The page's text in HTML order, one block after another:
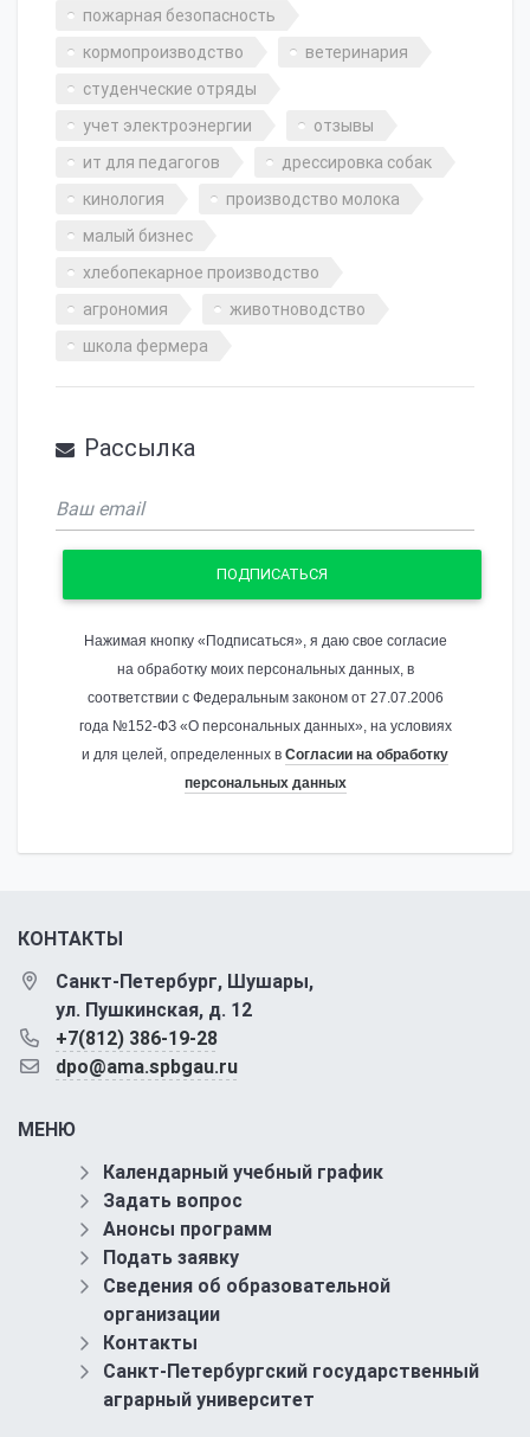
пожарная безопасность
кормопроизводство
ветеринария
студенческие отряды
учет электроэнергии
отзывы
ит для педагогов
дрессировка собак
кинология
производство молока
малый бизнес
хлебопекарное производство
агрономия
животноводство
школа фермера
Рассылка
ПОДПИСАТЬСЯ
Нажимая кнопку «Подписаться», я даю свое согласие
на обработку моих персональных данных, в
соответствии с Федеральным законом от 27.07.2006
года №152-ФЗ «О персональных данных», на условиях
и для целей, определенных в Согласии на обработку
персональных данных
КОНТАКТЫ
Санкт-Петербург, Шушары,
ул. Пушкинская, д. 12
+7(812) 386-19-28
dpo@ama.spbgau.ru
МЕНЮ
Календарный учебный график
Задать вопрос
Анонсы программ
Подать заявку
Сведения об образовательной
организации
Контакты
Санкт-Петербургский государственный
аграрный университет